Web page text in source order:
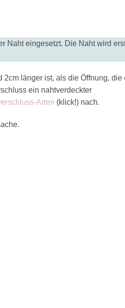
Naht eingesetzt. Die Naht wird
länger ist, als die Öffnung, die
ein nahtverdeckter
Arten (klick!) nach.